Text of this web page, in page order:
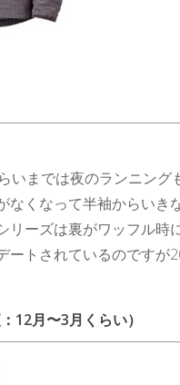
いまでは夜のランニング
くなって半袖からいき
ーズは裏がワッフル時
ートされているのですが
12月〜3月くらい）